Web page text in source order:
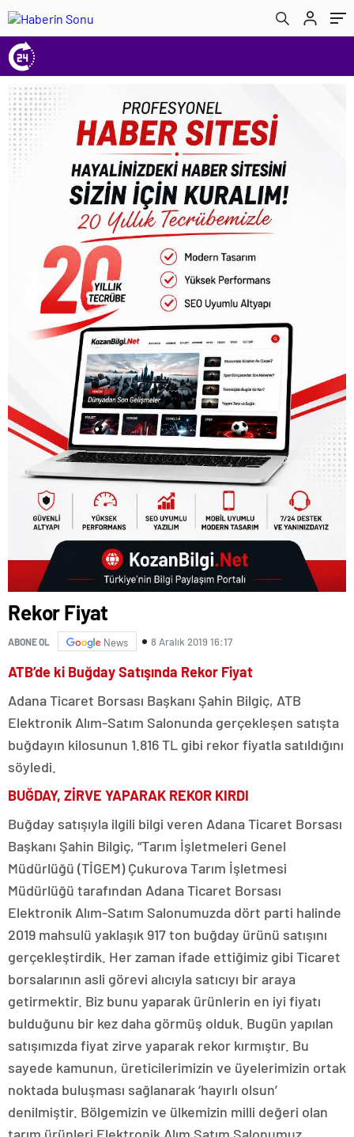
Rekor Fiyat
ABONE OL News 8 Aralık 2019 16:17
ATB’de ki Buğday Satışında Rekor Fiyat
Adana Ticaret Borsası Başkanı Şahin Bilgiç, ATB
Elektronik Alım-Satım Salonunda gerçekleşen satışta
buğdayın kilosunun 1.816 TL gibi rekor fiyatla satıldığını
söyledi.
BUĞDAY, ZİRVE YAPARAK REKOR KIRDI
Buğday satışıyla ilgili bilgi veren Adana Ticaret Borsası
Başkanı Şahin Bilgiç, “Tarım İşletmeleri Genel
Müdürlüğü (TİGEM) Çukurova Tarım İşletmesi
Müdürlüğü tarafından Adana Ticaret Borsası
Elektronik Alım-Satım Salonumuzda dört parti halinde
2019 mahsulü yaklaşık 917 ton buğday ürünü satışını
gerçekleştirdik. Her zaman ifade ettiğimiz gibi Ticaret
borsalarının asli görevi alıcıyla satıcıyı bir araya
getirmektir. Biz bunu yaparak ürünlerin en iyi fiyatı
bulduğunu bir kez daha görmüş olduk. Bugün yapılan
satışımızda fiyat zirve yaparak rekor kırmıştır. Bu
sayede kamunun, üreticilerimizin ve üyelerimizin ortak
noktada buluşması sağlanarak ‘hayırlı olsun’
denilmiştir. Bölgemizin ve ülkemizin milli değeri olan